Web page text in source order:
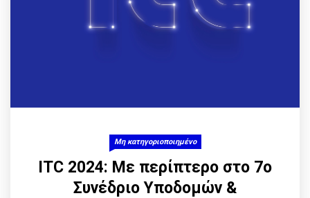
Μη κατηγοριοποιημένο
ITC 2024: Με περίπτερο στο 7ο
Συνέδριο Υποδομών &